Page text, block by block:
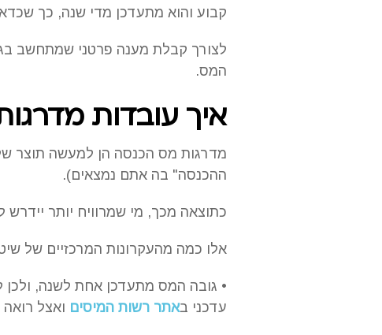
קבוע והוא מתעדכן מדי שנה, כך
לצורך קבלת מענה פרטני שמתחשב
המס.
איך עובדות
מדרגות מס הכנסה הן למעשה תוצר
ההכנסה" בה אתם נמצאים).
כתוצאה מכך, מי שמרוויח יותר
אלו כמה מהעקרונות המרכזיים של
עדכני באתר רשות המיסים ואצל